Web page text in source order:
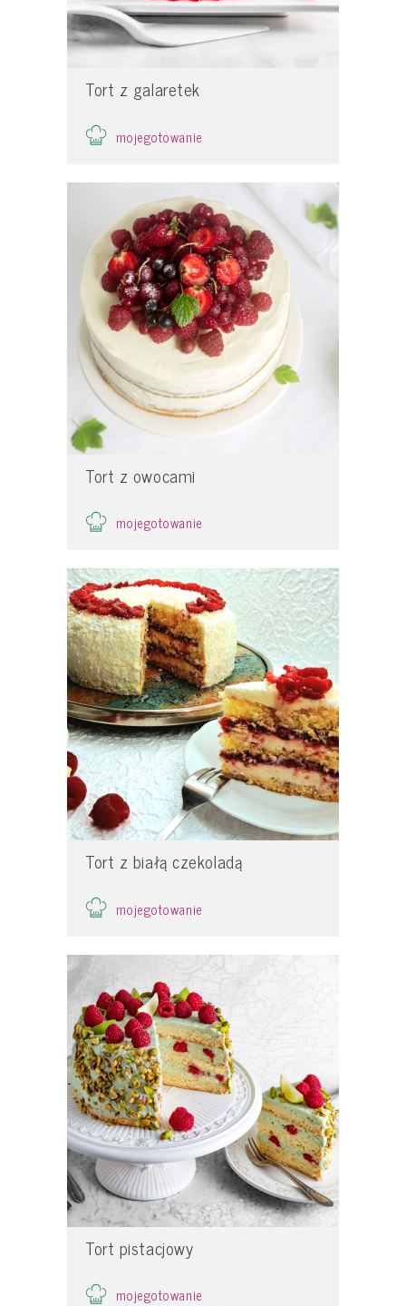
Tort z galaretek
mojegotowanie
Tort z owocami
mojegotowanie
Tort z białą czekoladą
mojegotowanie
Tort pistacjowy
mojegotowanie